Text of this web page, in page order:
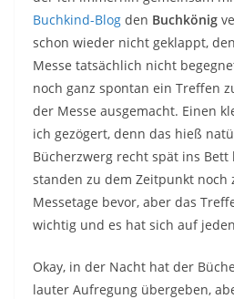
Buchkind-Blog den Buchkönig
schon wieder nicht geklappt,
Messe tatsächlich nicht
noch ganz spontan ein Treffen
der Messe ausgemacht. Einen
ich gezögert, denn das hieß
Bücherzwerg recht spät ins
standen zu dem Zeitpunkt noch
Messetage bevor, aber das
wichtig und es hat sich auf
Okay, in der Nacht hat der
lauter Aufregung übergeben,